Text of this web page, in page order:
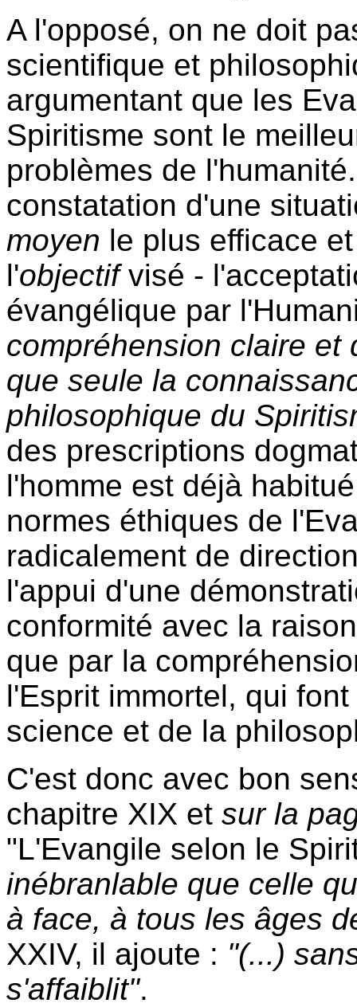
A l'opposé, on ne doit
scientifique et
argumentant que les
Spiritisme sont le
problèmes de
constatation d'une
moyen le plus efficace
l'objectifvisé -
évangélique par
compréhension claire et
que seule la
philosophique du
des prescriptions
l'homme est déjà
normes éthiques de
radicalement de
l'appui d'une
conformité avec la
que par la
l'Esprit immortel, qui
science et de la
C'est donc avec bon
chapitre XIX et sur la
"L'Evangile selon le
inébranlable que celle
à face, à tous les âges
XXIV, il ajoute : "(...)
s'affaiblit".